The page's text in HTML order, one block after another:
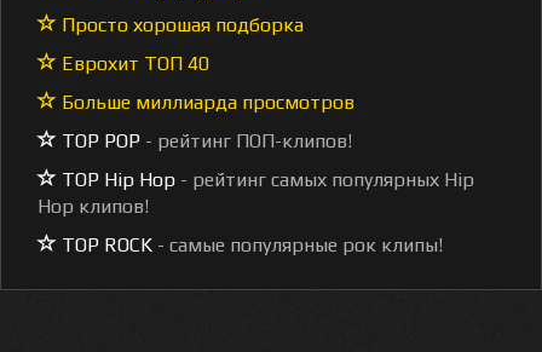
Просто хорошая подборка
Еврохит ТОП 40
Больше миллиарда просмотров
TOP POP - рейтинг ПОП-клипов!
TOP Hip Hop - рейтинг самых популярных Hip
Hop клипов!
TOP ROCK - самые популярные рок клипы!